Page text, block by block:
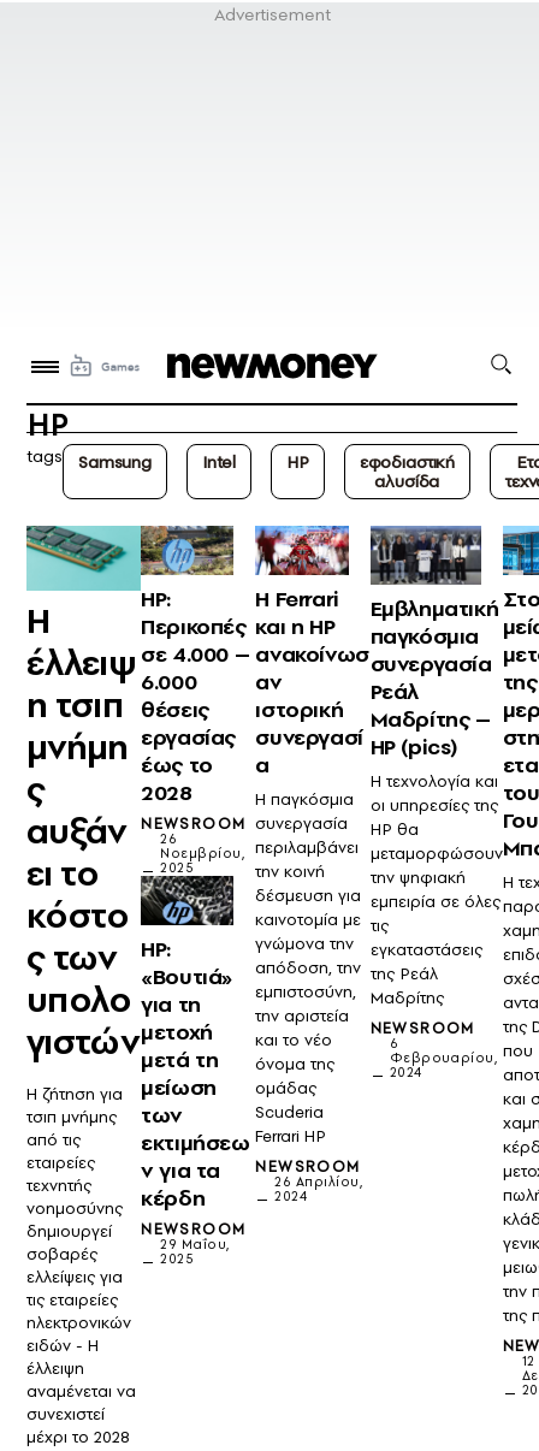
HP
tags Samsung Intel HP
εφοδιαστική
αλυσίδα
Η
έλλειψ
η τσιπ
μνήμη
ς
αυξάν
ει το
κόστο
ς των
υπολο
γιστών
Η ζήτηση για
τσιπ μνήμης
από τις
εταιρείες
τεχνητής
νοημοσύνης
δημιουργεί
σοβαρές
ελλείψεις για
τις εταιρείες
ηλεκτρονικών
ειδών - Η
έλλειψη
αναμένεται να
συνεχιστεί
μέχρι το 2028
HP:
Περικοπές
σε 4.000 –
6.000
θέσεις
εργασίας
έως το
2028
NEWSROOM
26
Νοεμβρίου,
2025
HP:
«Βουτιά»
για τη
μετοχή
μετά τη
μείωση
των
εκτιμήσεω
ν για τα
κέρδη
NEWSROOM
29 Μαΐου,
2025
Η Ferrari
και η HP
ανακοίνωσ
αν
ιστορική
συνεργασί
α
Η παγκόσμια
συνεργασία
περιλαμβάνει
την κοινή
δέσμευση για
καινοτομία με
γνώμονα την
απόδοση, την
εμπιστοσύνη,
την αριστεία
και το νέο
όνομα της
ομάδας
Scuderia
Ferrari HP
NEWSROOM
26 Απριλίου,
2024
Εμβληματική
παγκόσμια
συνεργασία
Ρεάλ
Μαδρίτης –
HP (pics)
Η τεχνολογία και
οι υπηρεσίες της
HP θα
μεταμορφώσουν
την ψηφιακή
εμπειρία σε όλες
τις
εγκαταστάσεις
της Ρεάλ
Μαδρίτης
NEWSROOM
6
Φεβρουαρίου,
2024
της
του
Η
της
που
και
την
της
12